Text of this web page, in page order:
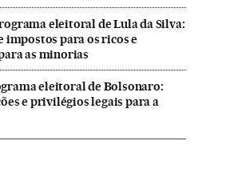
eleitoral de Lula da Silva:
impostos para os ricos e
as minorias
eleitoral de Bolsonaro:
e privilégios legais para a